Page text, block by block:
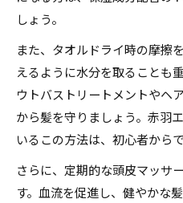
しょう。
また、タオルドライ時の摩擦
えるように水分を取ることも
ウトバストリートメントやヘ
から髪を守りましょう。赤羽
いるこの方法は、初心者から
さらに、定期的な頭皮マッサ
す。血流を促進し、健やかな